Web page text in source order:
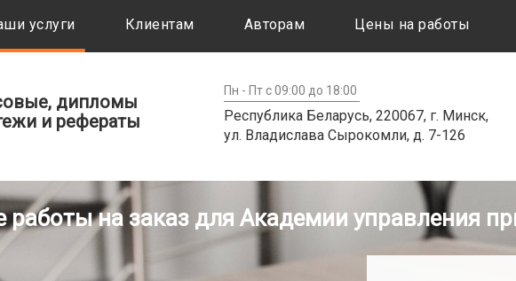
услуги Клиентам Авторам Цены на работы
дипломы
и рефераты
Пн - Пт с 09:00 до 18:00
Республика Беларусь, 220067, г. Минск,
ул. Владислава Сырокомли, д. 7-126
работы на заказ для Академии управления